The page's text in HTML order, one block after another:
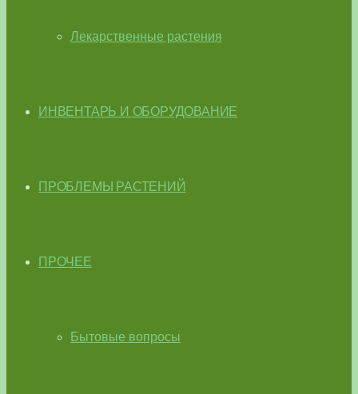
Лекарственные растения
ИНВЕНТАРЬ И ОБОРУДОВАНИЕ
ПРОБЛЕМЫ РАСТЕНИЙ
ПРОЧЕЕ
Бытовые вопросы